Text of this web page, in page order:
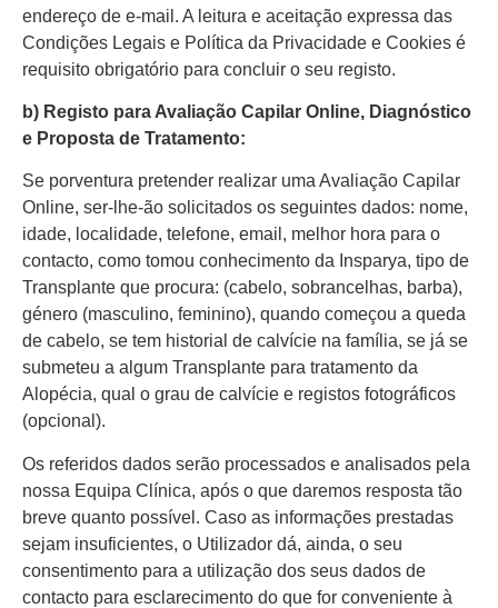
endereço de e-mail. A leitura e aceitação expressa das
Condições Legais e Política da Privacidade e Cookies é
requisito obrigatório para concluir o seu registo.
b) Registo para Avaliação Capilar Online, Diagnóstico
e Proposta de Tratamento:
Se porventura pretender realizar uma Avaliação Capilar
Online, ser-lhe-ão solicitados os seguintes dados: nome,
idade, localidade, telefone, email, melhor hora para o
contacto, como tomou conhecimento da Insparya, tipo de
Transplante que procura: (cabelo, sobrancelhas, barba),
género (masculino, feminino), quando começou a queda
de cabelo, se tem historial de calvície na família, se já se
submeteu a algum Transplante para tratamento da
Alopécia, qual o grau de calvície e registos fotográficos
(opcional).
Os referidos dados serão processados e analisados pela
nossa Equipa Clínica, após o que daremos resposta tão
breve quanto possível. Caso as informações prestadas
sejam insuficientes, o Utilizador dá, ainda, o seu
consentimento para a utilização dos seus dados de
contacto para esclarecimento do que for conveniente à